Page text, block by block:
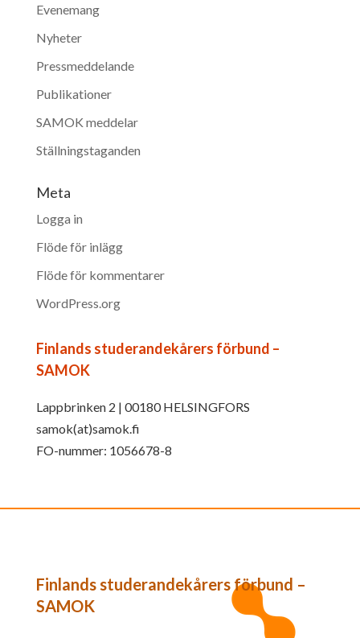
Evenemang
Nyheter
Pressmeddelande
Publikationer
SAMOK meddelar
Ställningstaganden
Meta
Logga in
Flöde för inlägg
Flöde för kommentarer
WordPress.org
Finlands studerandekårers förbund –
SAMOK
Lappbrinken 2 | 00180 HELSINGFORS
samok(at)samok.fi
FO-nummer: 1056678-8
Finlands studerandekårers förbund –
SAMOK